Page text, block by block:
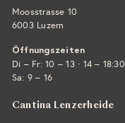
Moosstrasse 10
6003 Luzern
Öffnungszeiten
Di – Fr: 10 – 13 · 14 – 18:30
Sa: 9 – 16
Cantina Lenzerheide